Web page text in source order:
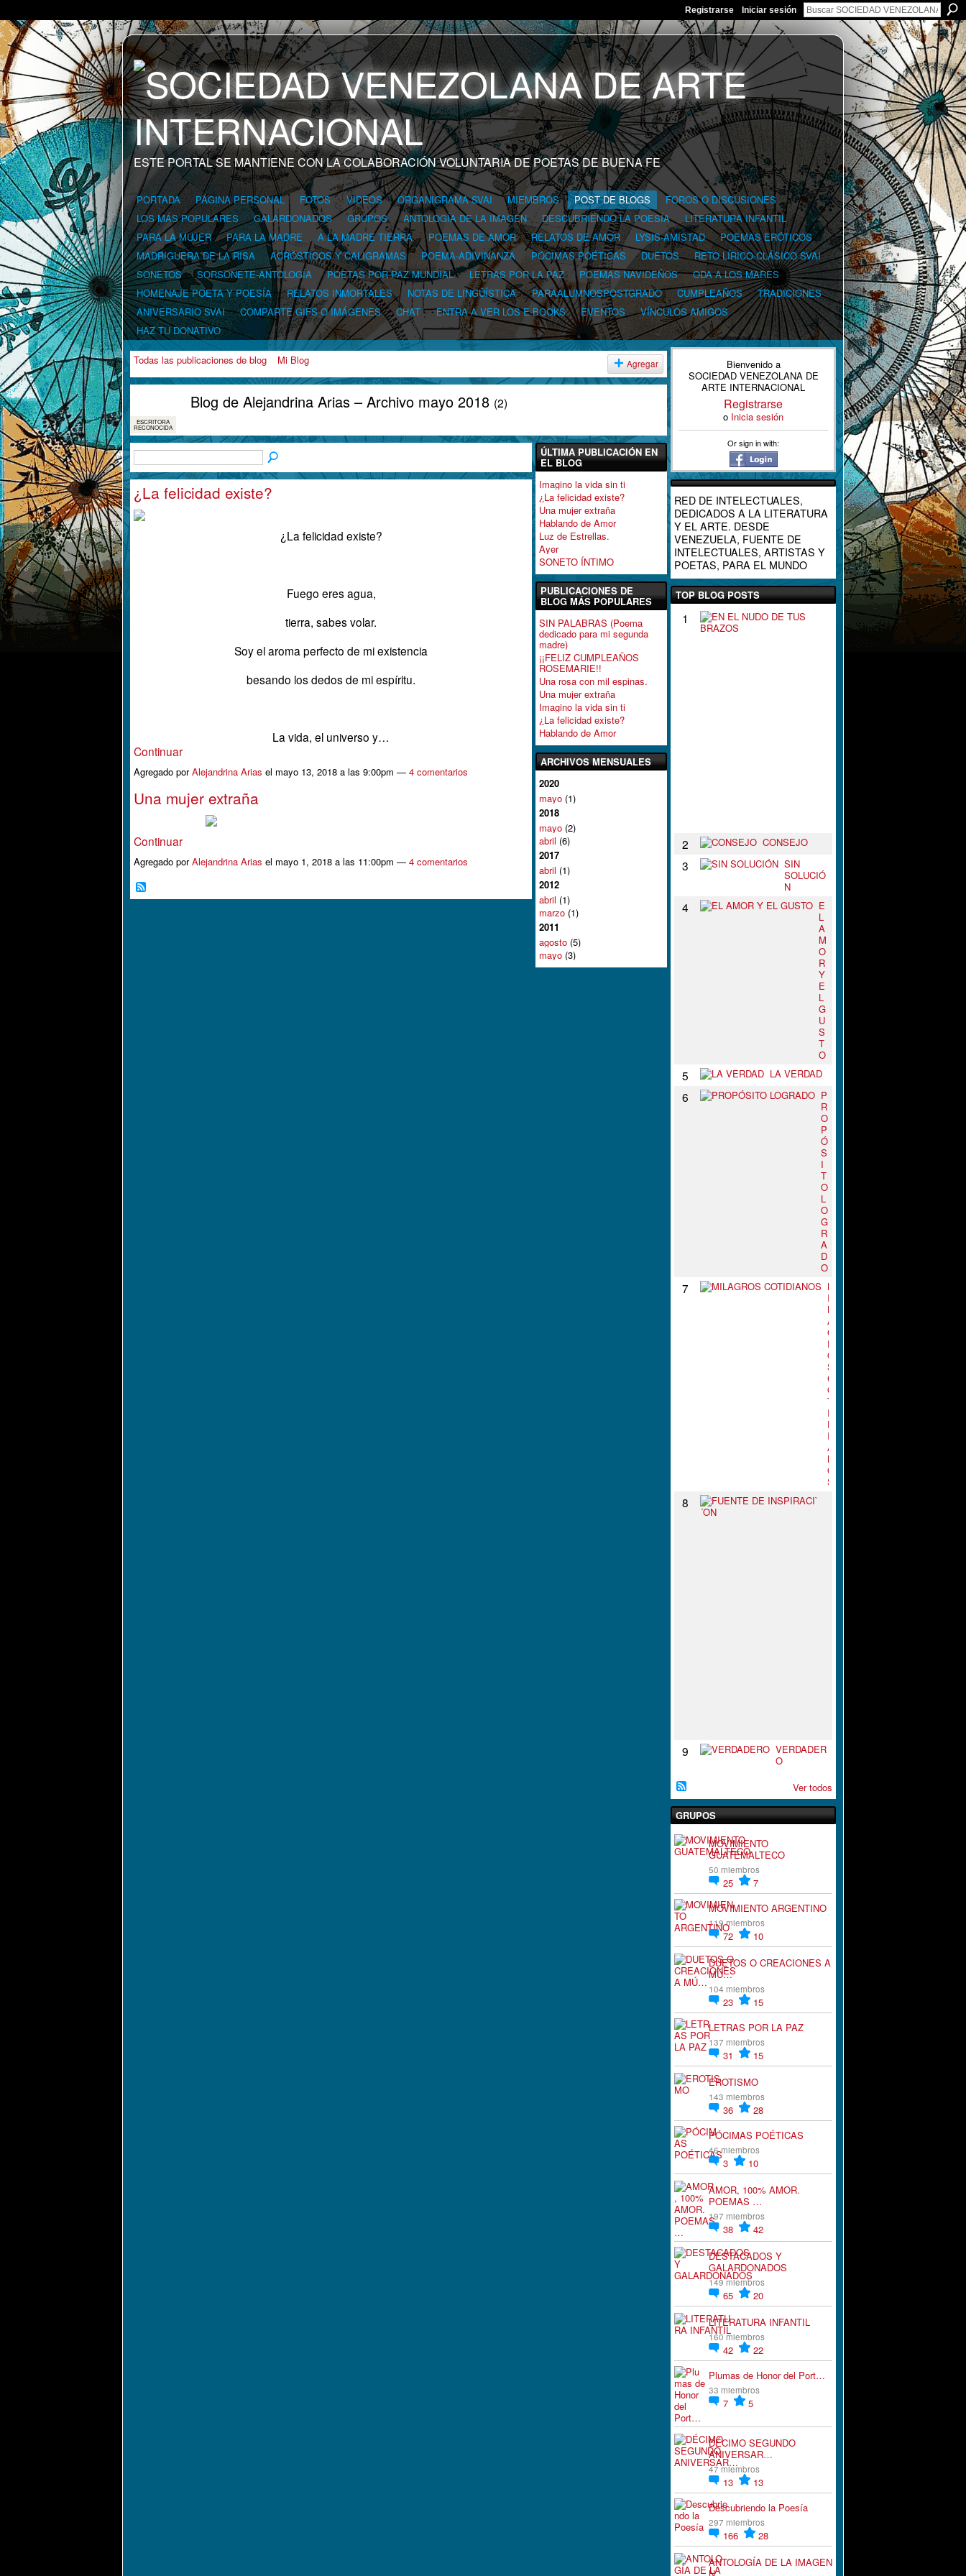
Registrarse Iniciar sesión
ESTE PORTAL SE MANTIENE CON LA COLABORACIÓN VOLUNTARIA DE POETAS DE BUENA FE
PORTADA PÁGINA PERSONAL FOTOS VIDEOS ORGANIGRAMA SVAI MIEMBROS POST DE BLOGS
FOROS O DISCUSIONES
LOS MÁS POPULARES
GALARDONADOS GRUPOS ANTOLOGÍA DE LA IMAGEN DESCUBRIENDO LA POESÍA
LITERATURA INFANTIL
PARA LA MUJER
PARA LA MADRE A LA MADRE TIERRA POEMAS DE AMOR RELATOS DE AMOR LYSIS-AMISTAD
POEMAS ERÓTICOS
MADRIGUERA DE LA RISA
ACRÓSTICOS Y CALIGRAMAS POEMA-ADIVINANZA PÓCIMAS POÉTICAS DUETOS
RETO LÍRICO-CLÁSICO SVAI
SONETOS
SORSONETE-ANTOLOGÍA POETAS POR PAZ MUNDIAL LETRAS POR LA PAZ POEMAS NAVIDEÑOS
ODA A LOS MARES
HOMENAJE POETA Y POESÍA
RELATOS INMORTALES NOTAS DE LINGÜÍSTICA PARAALUMNOSPOSTGRADO CUMPLEAÑOS
TRADICIONES
ANIVERSARIO SVAI
COMPARTE GIFS O IMÁGENES CHAT ENTRA A VER LOS E-BOOKS EVENTOS
VÍNCULOS AMIGOS
HAZ TU DONATIVO
Todas las publicaciones de blog Mi Blog Agregar
ESCRITORA
RECONOCIDA
Blog de Alejandrina Arias – Archivo mayo 2018 (2)
¿La felicidad existe?
¿La felicidad existe?
Fuego eres agua,
tierra, sabes volar.
Soy el aroma perfecto de mi existencia
besando los dedos de mi espíritu.
La vida, el universo y…
Continuar
Agregado porAlejandrina Arias el mayo 13, 2018 a las 9:00pm — 4 comentarios
Una mujer extraña
Continuar
Agregado porAlejandrina Arias el mayo 1, 2018 a las 11:00pm — 4 comentarios
ÚLTIMA PUBLICACIÓN EN
EL BLOG
Imagino la vida sin ti
¿La felicidad existe?
Una mujer extraña
Hablando de Amor
Luz de Estrellas.
Ayer
SONETO ÍNTIMO
PUBLICACIONES DE
BLOG MÁS POPULARES
SIN PALABRAS (Poema
dedicado para mi segunda
madre)
¡¡FELIZ CUMPLEAÑOS
ROSEMARIE!!
Una rosa con mil espinas.
Una mujer extraña
Imagino la vida sin ti
¿La felicidad existe?
Hablando de Amor
ARCHIVOS MENSUALES
2020
mayo (1)
2018
mayo (2)
abril (6)
2017
abril (1)
2012
abril (1)
marzo (1)
2011
agosto (5)
mayo (3)
Bienvenido a
SOCIEDAD VENEZOLANA DE
ARTE INTERNACIONAL
Registrarse
o Inicia sesión
Or sign in with:
RED DE INTELECTUALES,
DEDICADOS A LA LITERATURA
Y EL ARTE. DESDE
VENEZUELA, FUENTE DE
INTELECTUALES, ARTISTAS Y
POETAS, PARA EL MUNDO
TOP BLOG POSTS
1
2 CONSEJO
3
SIN
SOLUCIÓ
N
4
E
L
A
M
O
R
Y
E
L
G
U
S
T
O
5 LA VERDAD
6
P
R
O
P
Ó
S
I
T
O
L
O
G
R
A
D
O
7
M
I
L
A
G
R
O
S
C
O
T
I
D
I
A
N
O
8
9
VERDADER
O
Ver todos
GRUPOS
MOVIMIENTO
GUATEMALTECO
50 miembros
25
7
MOVIMIENTO ARGENTINO
119 miembros
72
10
DUETOS O CREACIONES A
MÚ…
104 miembros
23
15
LETRAS POR LA PAZ
137 miembros
31
15
EROTISMO
143 miembros
36
28
PÓCIMAS POÉTICAS
46 miembros
3
10
AMOR, 100% AMOR.
POEMAS …
197 miembros
38
42
DESTACADOS Y
GALARDONADOS
149 miembros
65
20
LITERATURA INFANTIL
160 miembros
42
22
Plumas de Honor del Port…
33 miembros
7 5
DÉCIMO SEGUNDO
ANIVERSAR…
47 miembros
13
13
Descubriendo la Poesía
297 miembros
166
28
ANTOLOGÍA DE LA IMAGEN
N…